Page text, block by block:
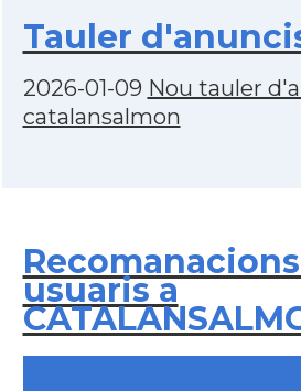
Tauler
2026-01-09 Nou tauler
catalansalmon
usuaris a